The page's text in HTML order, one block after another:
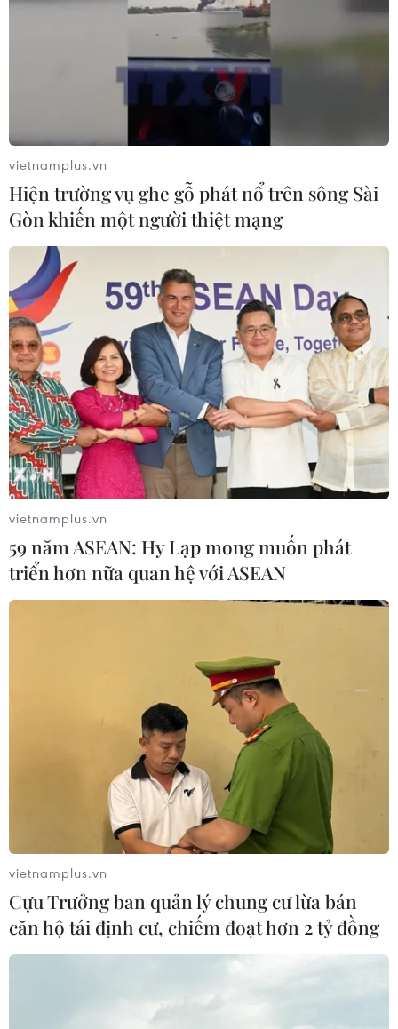
vietnamplus.vn
Hiện trường vụ ghe gỗ phát nổ trên sông Sài
Gòn khiến một người thiệt mạng
vietnamplus.vn
59 năm ASEAN: Hy Lạp mong muốn phát
triển hơn nữa quan hệ với ASEAN
vietnamplus.vn
Cựu Trưởng ban quản lý chung cư lừa bán
căn hộ tái định cư, chiếm đoạt hơn 2 tỷ đồng